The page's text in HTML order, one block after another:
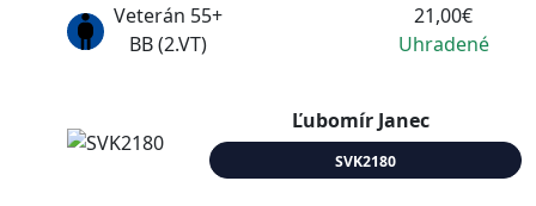
Veterán 55+
BB (2.VT)
21,00€
Uhradené
Ľubomír Janec
SVK2180